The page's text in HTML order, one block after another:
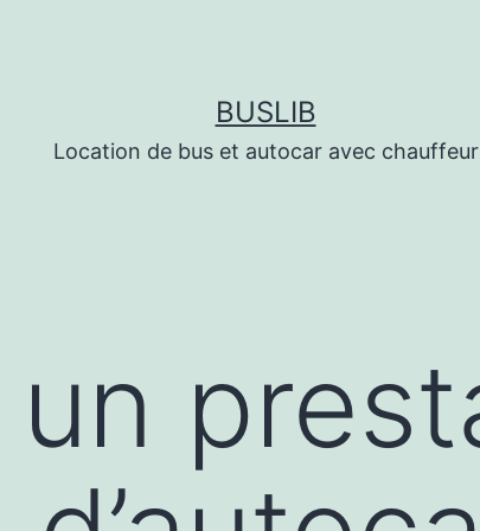
BUSLIB
Location de bus et autocar avec chauffeur